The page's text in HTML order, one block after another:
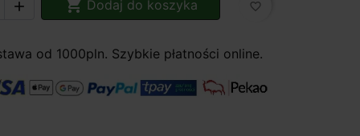
  Dodaj do koszyka favorite_border
od 1000pln. Szybkie płatności online.